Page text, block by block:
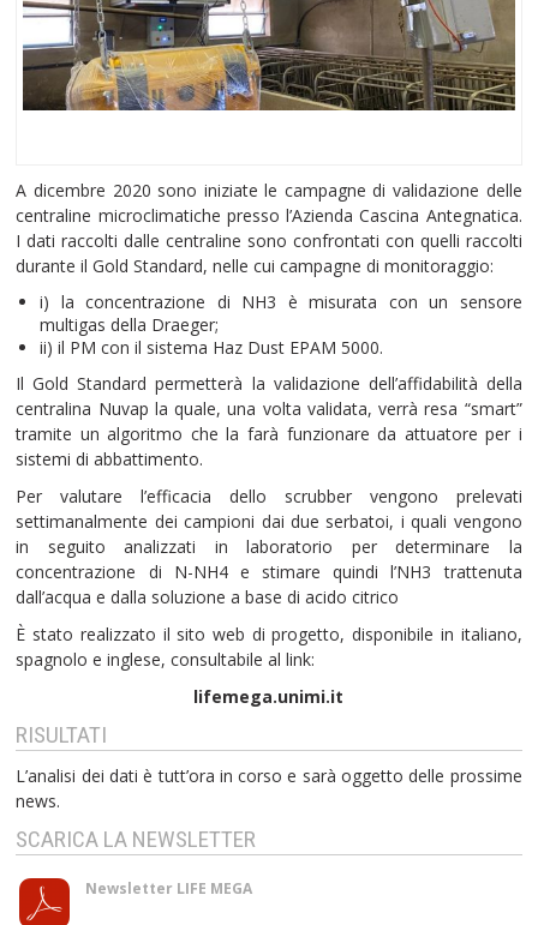
A dicembre 2020 sono iniziate le campagne di validazione delle
centraline microclimatiche presso l’Azienda Cascina Antegnatica.
I dati raccolti dalle centraline sono confrontati con quelli raccolti
durante il Gold Standard, nelle cui campagne di monitoraggio:
i) la concentrazione di NH3 è misurata con un sensore
multigas della Draeger;
ii) il PM con il sistema Haz Dust EPAM 5000.
Il Gold Standard permetterà la validazione dell’affidabilità della
centralina Nuvap la quale, una volta validata, verrà resa “smart”
tramite un algoritmo che la farà funzionare da attuatore per i
sistemi di abbattimento.
Per valutare l’efficacia dello scrubber vengono prelevati
settimanalmente dei campioni dai due serbatoi, i quali vengono
in seguito analizzati in laboratorio per determinare la
concentrazione di N-NH4 e stimare quindi l’NH3 trattenuta
dall’acqua e dalla soluzione a base di acido citrico
È stato realizzato il sito web di progetto, disponibile in italiano,
spagnolo e inglese, consultabile al link:
lifemega.unimi.it
RISULTATI
L’analisi dei dati è tutt’ora in corso e sarà oggetto delle prossime
news.
SCARICA LA NEWSLETTER
Newsletter LIFE MEGA